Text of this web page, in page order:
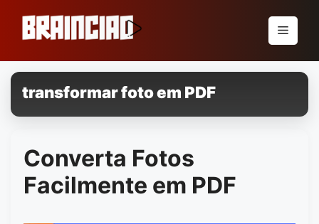
conteúdo
Menu
transformar foto em PDF
Converta Fotos
Facilmente em PDF